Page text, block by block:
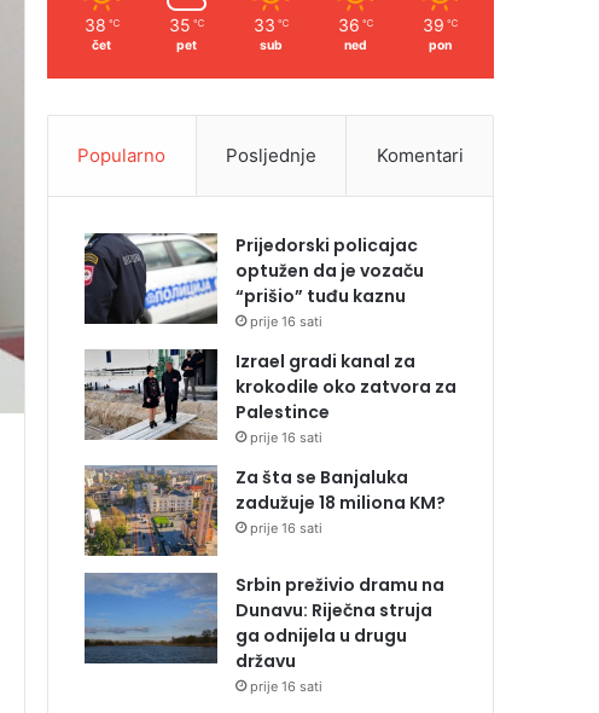
38 ℃
čet
35 ℃
pet
33 ℃
sub
36 ℃
ned
39 ℃
pon
Popularno Posljednje Komentari
Prijedorski policajac
optužen da je vozaču
“prišio” tuđu kaznu
prije 16 sati
Izrael gradi kanal za
krokodile oko zatvora za
Palestince
prije 16 sati
Za šta se Banjaluka
zadužuje 18 miliona KM?
prije 16 sati
Srbin preživio dramu na
Dunavu: Riječna struja
ga odnijela u drugu
državu
prije 16 sati